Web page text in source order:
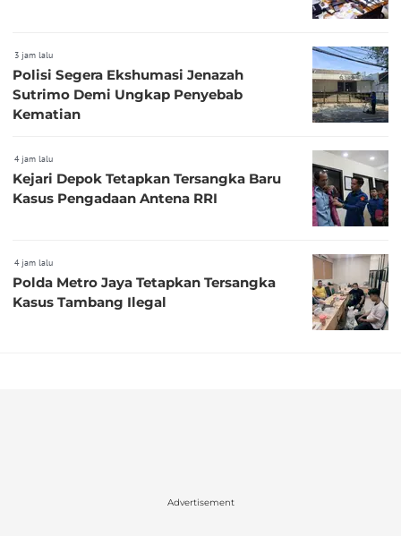
3 jam lalu
Polisi Segera Ekshumasi Jenazah
Sutrimo Demi Ungkap Penyebab
Kematian
4 jam lalu
Kejari Depok Tetapkan Tersangka Baru
Kasus Pengadaan Antena RRI
4 jam lalu
Polda Metro Jaya Tetapkan Tersangka
Kasus Tambang Ilegal
Advertisement